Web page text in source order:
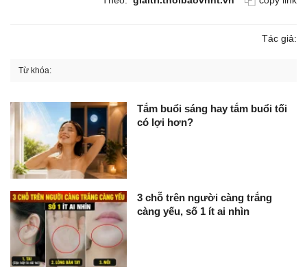
Tác giả:
Từ khóa:
Tắm buổi sáng hay tắm buổi tối
có lợi hơn?
3 chỗ trên người càng trắng
càng yếu, số 1 ít ai nhìn